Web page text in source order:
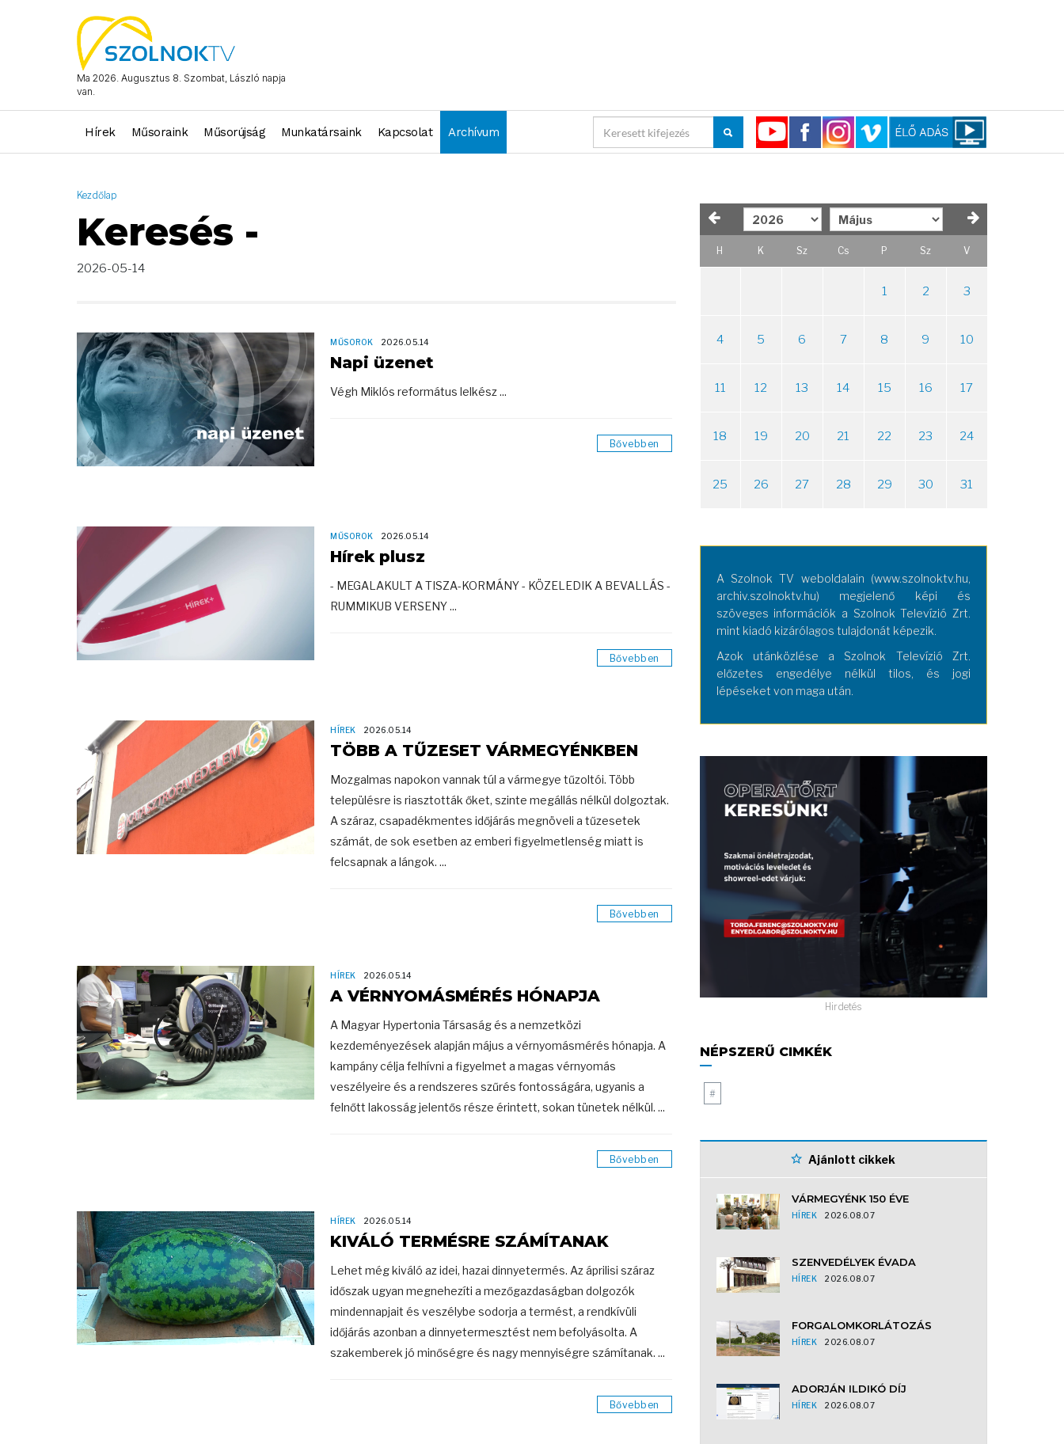
Ma 2026. Augusztus 8. Szombat, László napja
van.
Hírek Műsoraink Műsorújság Munkatársaink Kapcsolat Archívum
Kezdőlap
Keresés -
2026-05-14
MŰSOROK 2026.05.14
Napi üzenet
Végh Miklós református lelkész ...
Bővebben
MŰSOROK 2026.05.14
Hírek plusz
- MEGALAKULT A TISZA-KORMÁNY - KÖZELEDIK A BEVALLÁS -
RUMMIKUB VERSENY ...
Bővebben
HÍREK 2026.05.14
TÖBB A TŰZESET VÁRMEGYÉNKBEN
Mozgalmas napokon vannak túl a vármegye tűzoltói. Több
településre is riasztották őket, szinte megállás nélkül dolgoztak.
A száraz, csapadékmentes időjárás megnöveli a tűzesetek
számát, de sok esetben az emberi figyelmetlenség miatt is
felcsapnak a lángok. ...
Bővebben
HÍREK 2026.05.14
A VÉRNYOMÁSMÉRÉS HÓNAPJA
A Magyar Hypertonia Társaság és a nemzetközi
kezdeményezések alapján május a vérnyomásmérés hónapja. A
kampány célja felhívni a figyelmet a magas vérnyomás
veszélyeire és a rendszeres szűrés fontosságára, ugyanis a
felnőtt lakosság jelentős része érintett, sokan tünetek nélkül. ...
Bővebben
HÍREK 2026.05.14
KIVÁLÓ TERMÉSRE SZÁMÍTANAK
Lehet még kiváló az idei, hazai dinnyetermés. Az áprilisi száraz
időszak ugyan megnehezíti a mezőgazdaságban dolgozók
mindennapjait és veszélybe sodorja a termést, a rendkívüli
időjárás azonban a dinnyetermesztést nem befolyásolta. A
szakemberek jó minőségre és nagy mennyiségre számítanak. ...
Bővebben
H K Sz Cs P Sz V
1 2 3
4 5 6 7 8 9 10
11 12 13 14 15 16 17
18 19 20 21 22 23 24
25 26 27 28 29 30 31
A Szolnok TV weboldalain (www.szolnoktv.hu,
archiv.szolnoktv.hu) megjelenő képi és
szöveges információk a Szolnok Televízió Zrt.
mint kiadó kizárólagos tulajdonát képezik.
Azok utánközlése a Szolnok Televízió Zrt.
előzetes engedélye nélkül tilos, és jogi
lépéseket von maga után.
Hirdetés
NÉPSZERŰ CIMKÉK
#
Ajánlott cikkek
VÁRMEGYÉNK 150 ÉVE
HÍREK 2026.08.07
SZENVEDÉLYEK ÉVADA
HÍREK 2026.08.07
FORGALOMKORLÁTOZÁS
HÍREK 2026.08.07
ADORJÁN ILDIKÓ DÍJ
HÍREK 2026.08.07